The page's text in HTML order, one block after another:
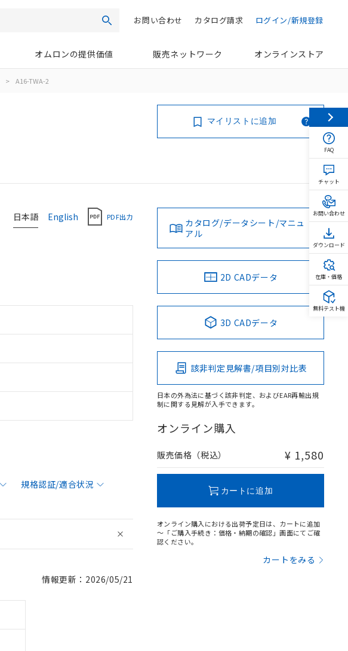
検索 ログイン/新規登録
カタログ請求
お問い合わせ
オムロンの提供価値 販売ネットワーク オンラインストア
> A16-TWA-2
マイリストに追加
日本語 English PDF出力
規格認証/適合状況
情報更新：2026/05/21
カタログ/データシート/マニュ
アル
2D CADデータ
3D CADデータ
該非判定見解書/項目別対比表
日本の外為法に基づく該非判定、およびEAR再輸出規
制に関する見解が入手できます。
オンライン購入
販売価格（税込） ¥ 1,580
カートに追加
オンライン購入における出荷予定日は、カートに追加
～「ご購入手続き：価格・納期の確認」画面にてご確
認ください。
カートをみる
FAQ
チャット
お問い合わせ
ダウンロード
在庫・価格
無料テスト機